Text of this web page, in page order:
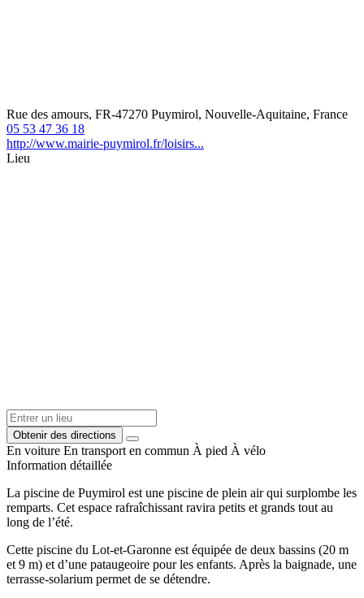
Rue des amours, FR-47270 Puymirol, Nouvelle-Aquitaine, France
05 53 47 36 18
http://www.mairie-puymirol.fr/loisirs...
Lieu
Obtenir des directions
En voiture En transport en commun À pied À vélo
Information détaillée
La piscine de Puymirol est une piscine de plein air qui surplombe les
remparts. Cet espace rafraîchissant ravira petits et grands tout au
long de l’été.
Cette piscine du Lot-et-Garonne est équipée de deux bassins (20 m
et 9 m) et d’une pataugeoire pour les enfants. Après la baignade, une
terrasse-solarium permet de se détendre.